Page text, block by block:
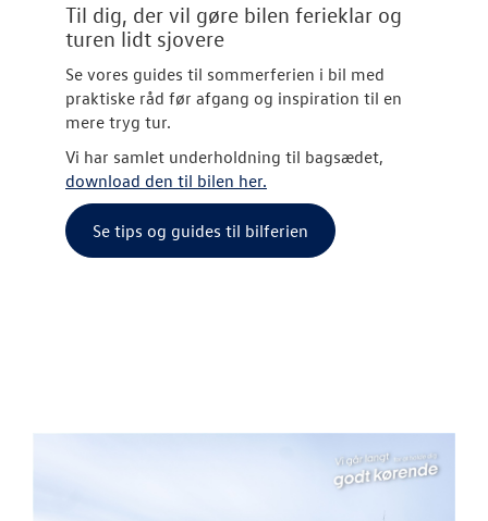
Til dig, der vil gøre bilen ferieklar og
turen lidt sjovere
Se vores guides til sommerferien i bil med
praktiske råd før afgang og inspiration til en
mere tryg tur.
Vi har samlet underholdning til bagsædet,
download den til bilen her.
Se tips og guides til bilferien